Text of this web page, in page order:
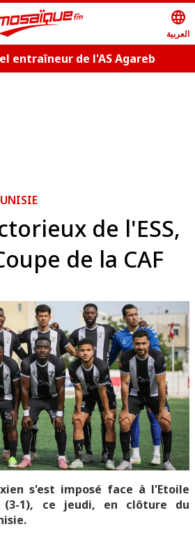
language
العربية
entraîneur de l'AS Agareb
de l'ESS,
de la CAF
s'est imposé face à l'Etoile
(3-1), ce jeudi, en clôture du